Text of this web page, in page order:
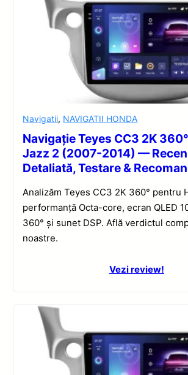
Navigatii, NAVIGATII HONDA
Navigație Teyes CC3 2K
Jazz 2 (2007-2014) —
Detaliată, Testare &
Analizăm Teyes CC3 2K 360° pentru
performanță Octa-core, ecran QLED
360° și sunet DSP. Află verdictul
noastre.
Vezi review!